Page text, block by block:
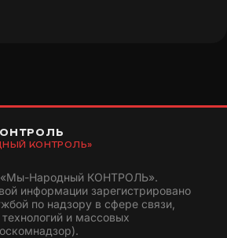
КОНТРОЛЬ»
«Мы-Народный КОНТРОЛЬ».
информации зарегистрировано
по надзору в сфере связи,
и массовых